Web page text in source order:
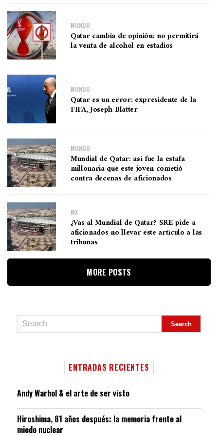
MUNDO
Qatar cambia de opinión: no permitirá
la venta de alcohol en estadios
MUNDO
Qatar es un error: expresidente de la
FIFA, Joseph Blatter
MUNDO
Mundial de Qatar: así fue la estafa
millonaria que este joven cometió
contra decenas de aficionados
MX
¿Vas al Mundial de Qatar? SRE pide a
aficionados no llevar este artículo a las
tribunas
MORE POSTS
ENTRADAS RECIENTES
Andy Warhol & el arte de ser visto
Hiroshima, 81 años después: la memoria frente al
miedo nuclear